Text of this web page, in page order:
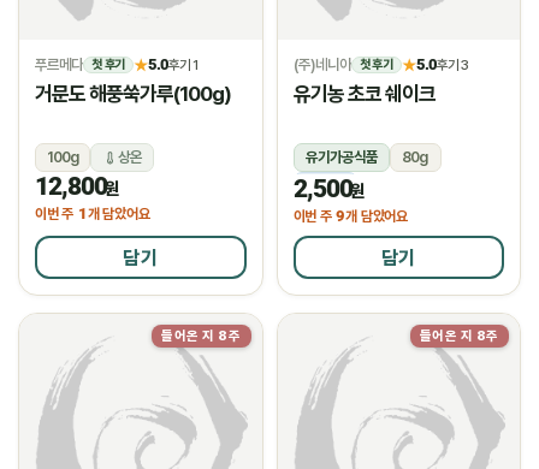
푸르메다 첫 후기 ★5.0후기 1
거문도 해풍쑥가루(100g)
100g 상온
12,800원
이번 주 1개 담았어요
담기
(주)네니아 첫 후기 ★5.0후기 3
유기농 초코 쉐이크
유기가공식품
80g
냉동
2,500원
이번 주 9개 담았어요
담기
들어온 지 8주 들어온 지 8주